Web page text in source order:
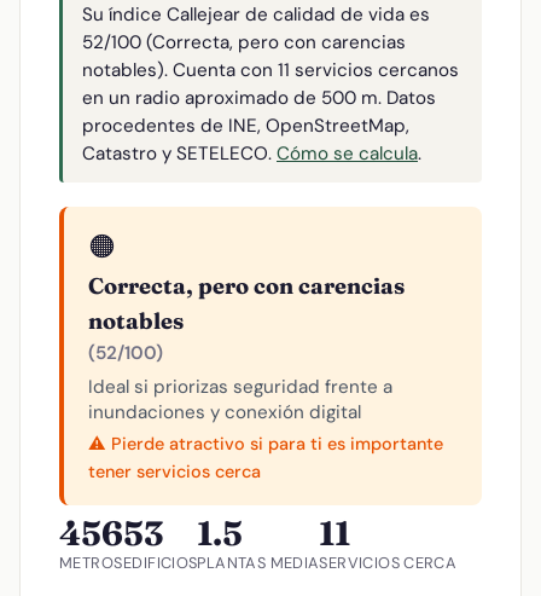
Su índice Callejear de calidad de vida es
52/100 (Correcta, pero con carencias
notables). Cuenta con 11 servicios cercanos
en un radio aproximado de 500 m. Datos
procedentes de INE, OpenStreetMap,
Catastro y SETELECO. Cómo se calcula.
🟠
Correcta, pero con carencias
notables
(52/100)
Ideal si priorizas seguridad frente a
inundaciones y conexión digital
⚠️ Pierde atractivo si para ti es importante
tener servicios cerca
456
METROS
53
EDIFICIOS
1.5
PLANTAS MEDIA
11
SERVICIOS CERCA